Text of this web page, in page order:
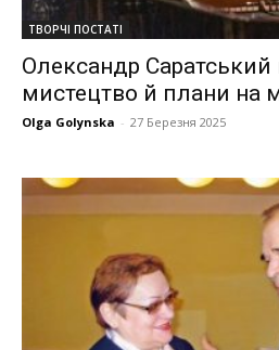
ТВОРЧІ ПОСТАТІ
Олександр
мистецтво й плани на
Olga Golynska - 27 Березня 2025